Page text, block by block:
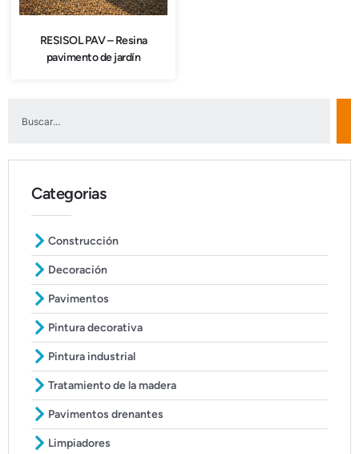
Categorias
Construcción
Decoración
Pavimentos
Pintura decorativa
Pintura industrial
Tratamiento de la madera
Pavimentos drenantes
Limpiadores
RESISOL PAV – Resina
pavimento de jardín